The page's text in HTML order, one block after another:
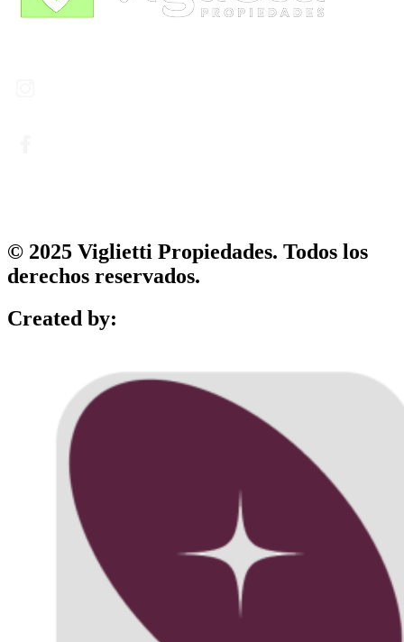
© 2025 Viglietti Propiedades. Todos los
derechos reservados.
Created by: